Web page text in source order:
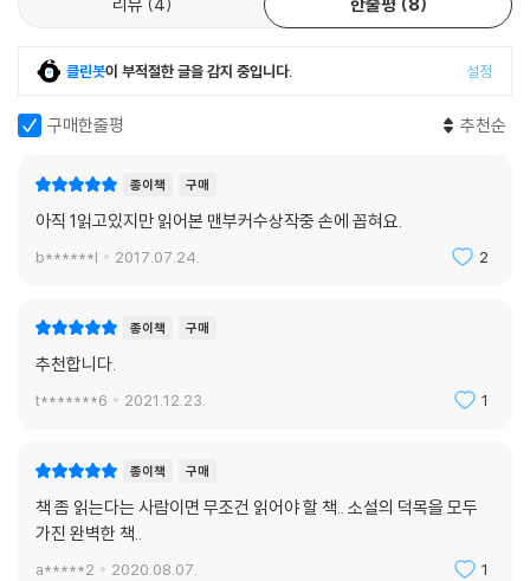
욕 타임스」는 말런 제임스의 이러한 형식실험을 두고 이렇게 평하기도 했
다. “자메이카 빈민가를 배경으로 한 1973년 영화 「어려우면 어려울수록」
의 쿠엔틴 타란티노식 리메이크! 각본은 올리버 스톤과 윌리엄 포크너, B
GM은 밥 말리가 맡았다.”
문제의식, 윌리엄 포크너의 바로크 스타일과 문체, 이 모든 것 혹은 그 이상
혈관을 흐르고 있다. 『일곱 건의 살인에 대한 간략한 역사』라는 이 결코 간
략하지 않은 동시대 역사소설을 통해 말런 제임스는 레게 황제 밥 말리 암
자리잡은 냉전시대 세계사를 쥐락펴락하던 미국이라는 ‘보이지 않는 손’의
성과 화법으로 창조해내는 솜씨에서는 가히 혀를 내두르게 된다. 2015년
의 맨부커상은 처음부터 말런 제임스의 것이었는지도 모른다.
자메이카의 혼란의 정치사와 냉전시대 빅브라더 미국의 두 얼굴
- ‘평화’란 무엇이고, 과연 얻을 만한 가치가 있는 것인가?
클린봇이 부적절한 글을 감지 중입니다. 설정
구매한줄평 추천순
종이책 구매
아직 1읽고있지만 읽어본 맨부커수상작중 손에 꼽혀요.
b******l 2017.07.24. 2
종이책 구매
추천합니다.
t*******6 2021.12.23. 1
종이책 구매
책 좀 읽는다는 사람이면 무조건 읽어야 할 책.. 소설의 덕목을 모두
가진 완벽한 책..
a*****2 2020.08.07. 1